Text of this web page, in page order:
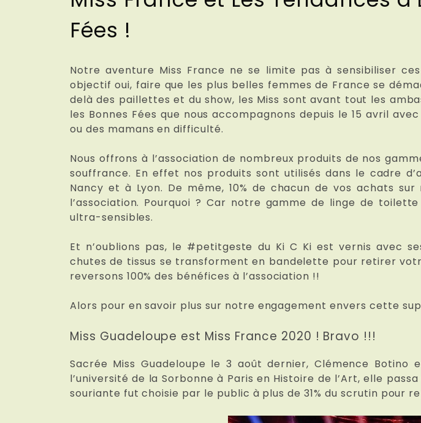
Fées !
Notre aventure Miss France ne se limite pas à sensibiliser
objectif oui, faire que les plus belles femmes de France se
delà des paillettes et du show, les Miss sont avant tout les
les Bonnes Fées que nous accompagnons depuis le 15 avril
ou des mamans en difficulté.
Nous offrons à l’association de nombreux produits de nos
souffrance. En effet nos produits sont utilisés dans le cadre
Nancy et à Lyon. De même, 10% de chacun de vos achats
l’association. Pourquoi ? Car notre gamme de linge de
ultra-sensibles.
Et n’oublions pas, le #petitgeste du Ki C Ki est vernis avec
chutes de tissus se transforment en bandelette pour retirer
reversons 100% des bénéfices à l’association !!
Alors pour en savoir plus sur notre engagement envers cette
Miss Guadeloupe est Miss France 2020 ! Bravo !!!
Sacrée Miss Guadeloupe le 3 août dernier, Clémence Botino
l’université de la Sorbonne à Paris en Histoire de l’Art, elle
souriante fut choisie par le public à plus de 31% du scrutin pour